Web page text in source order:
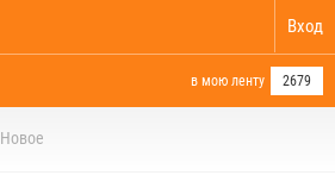
Вход
в мою ленту 2679
Новое